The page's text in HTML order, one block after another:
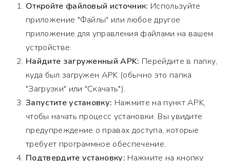
Откройте файловый источник: Используйте
приложение "Файлы" или любое другое
приложение для управления файлами на вашем
устройстве.
Найдите загруженный APK: Перейдите в папку,
куда был загружен APK (обычно это папка
"Загрузки" или "Скачать").
Запустите установку: Нажмите на пункт APK,
чтобы начать процесс установки. Вы увидите
предупреждение о правах доступа, которые
требует программное обеспечение.
Подтвердите установку: Нажмите на кнопку